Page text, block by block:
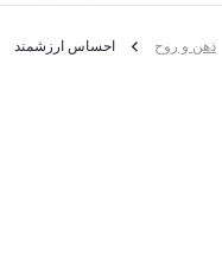
ذهن و روح احساس ارزشمندی